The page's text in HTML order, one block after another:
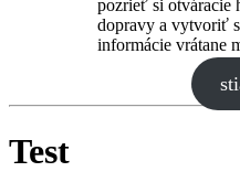
pozrieť si otváracie
dopravy a vytvoriť
informácie vrátane
Test